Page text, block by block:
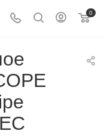
0